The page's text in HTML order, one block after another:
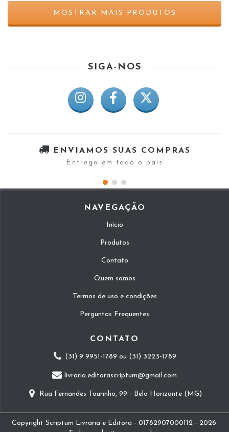
MOSTRAR MAIS PRODUTOS
SIGA-NOS
ENVIAMOS SUAS COMPRAS
Entrega em todo o país
NAVEGAÇÃO
Início
Produtos
Contato
Quem somos
Termos de uso e condições
Perguntas Frequentes
CONTATO
(31) 9 9951-1789 ou (31) 3223-1789
livraria.editorascriptum@gmail.com
Rua Fernandes Tourinho, 99 - Belo Horizonte (MG)
Copyright Scriptum Livraria e Editora - 01782907000112 - 2026.